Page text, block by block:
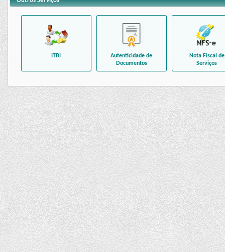
ITBI
Autenticidade de
Documentos
Nota Fiscal de
Serviços